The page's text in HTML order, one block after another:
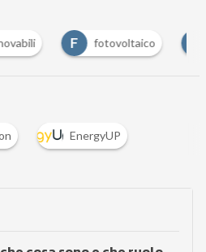
F fotovoltaico R
EnergyUP